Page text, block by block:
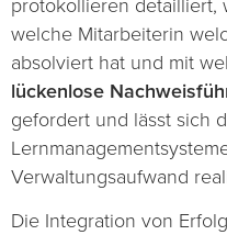
protokollieren detailliert,
welche Mitarbeiterin
absolviert hat und mit
lückenlose
gefordert und lässt sich
Verwaltungsaufwand
Die Integration von